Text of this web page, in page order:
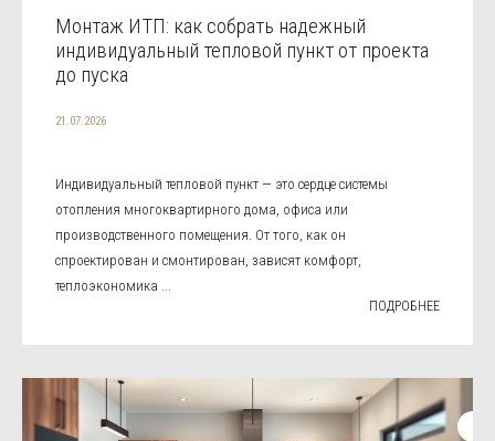
Монтаж ИТП: как собрать надежный
индивидуальный тепловой пункт от проекта
до пуска
21.07.2026
Индивидуальный тепловой пункт — это сердце системы
отопления многоквартирного дома, офиса или
производственного помещения. От того, как он
спроектирован и смонтирован, зависят комфорт,
теплоэкономика ...
ПОДРОБНЕЕ